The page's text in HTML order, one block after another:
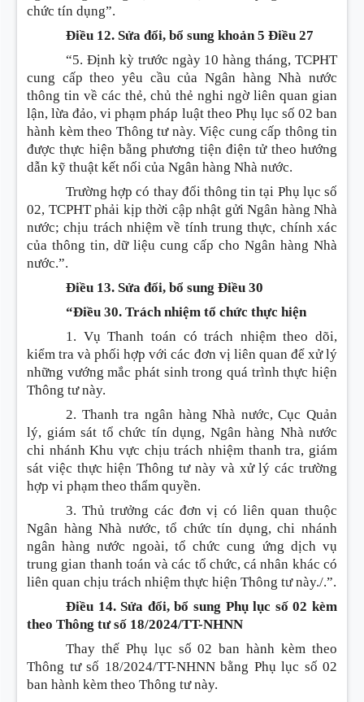
chức tín dụng”.
Điều 12. Sửa đổi, bổ sung khoản 5 Điều 27
“5. Định kỳ trước ngày 10 hàng tháng, TCPHT
cung cấp theo yêu cầu của Ngân hàng Nhà nước
thông tin về các thẻ, chủ thẻ nghi ngờ liên quan gian
lận, lừa đảo, vi phạm pháp luật theo Phụ lục số 02 ban
hành kèm theo Thông tư này. Việc cung cấp thông tin
được thực hiện bằng phương tiện điện tử theo hướng
dẫn kỹ thuật kết nối của Ngân hàng Nhà nước.
Trường hợp có thay đổi thông tin tại Phụ lục số
02, TCPHT phải kịp thời cập nhật gửi Ngân hàng Nhà
nước; chịu trách nhiệm về tính trung thực, chính xác
của thông tin, dữ liệu cung cấp cho Ngân hàng Nhà
nước.”.
Điều 13. Sửa đổi, bổ sung Điều 30
“Điều 30. Trách nhiệm tổ chức thực hiện
1. Vụ Thanh toán có trách nhiệm theo dõi,
kiểm tra và phối hợp với các đơn vị liên quan để xử lý
những vướng mắc phát sinh trong quá trình thực hiện
Thông tư này.
2. Thanh tra ngân hàng Nhà nước, Cục Quản
lý, giám sát tổ chức tín dụng, Ngân hàng Nhà nước
chi nhánh Khu vực chịu trách nhiệm thanh tra, giám
sát việc thực hiện Thông tư này và xử lý các trường
hợp vi phạm theo thẩm quyền.
3. Thủ trưởng các đơn vị có liên quan thuộc
Ngân hàng Nhà nước, tổ chức tín dụng, chi nhánh
ngân hàng nước ngoài, tổ chức cung ứng dịch vụ
trung gian thanh toán và các tổ chức, cá nhân khác có
liên quan chịu trách nhiệm thực hiện Thông tư này./.”.
Điều 14. Sửa đổi, bổ sung Phụ lục số 02 kèm
theo Thông tư số 18/2024/TT-NHNN
Thay thế Phụ lục số 02 ban hành kèm theo
Thông tư số 18/2024/TT-NHNN bằng Phụ lục số 02
ban hành kèm theo Thông tư này.